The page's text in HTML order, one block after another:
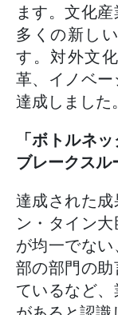
ます。文化
多くの新し
す。対外文
革、イノベ
達成しました。
「ボトルネ
ブレークスル
達成された
ン・タイン
が均一でな
部の部門の
ているなど